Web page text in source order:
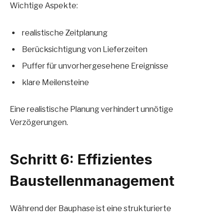
Wichtige Aspekte:
realistische Zeitplanung
Berücksichtigung von Lieferzeiten
Puffer für unvorhergesehene Ereignisse
klare Meilensteine
Eine realistische Planung verhindert unnötige
Verzögerungen.
Schritt 6: Effizientes
Baustellenmanagement
Während der Bauphase ist eine strukturierte